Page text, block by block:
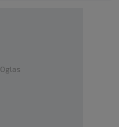
Oglas